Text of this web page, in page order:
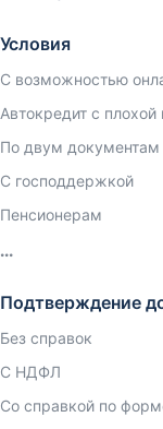
Условия
С возможностью
Автокредит с
По двум документам
С господдержкой
Пенсионерам
Подтверждение
Без справок
С НДФЛ
Со справкой по